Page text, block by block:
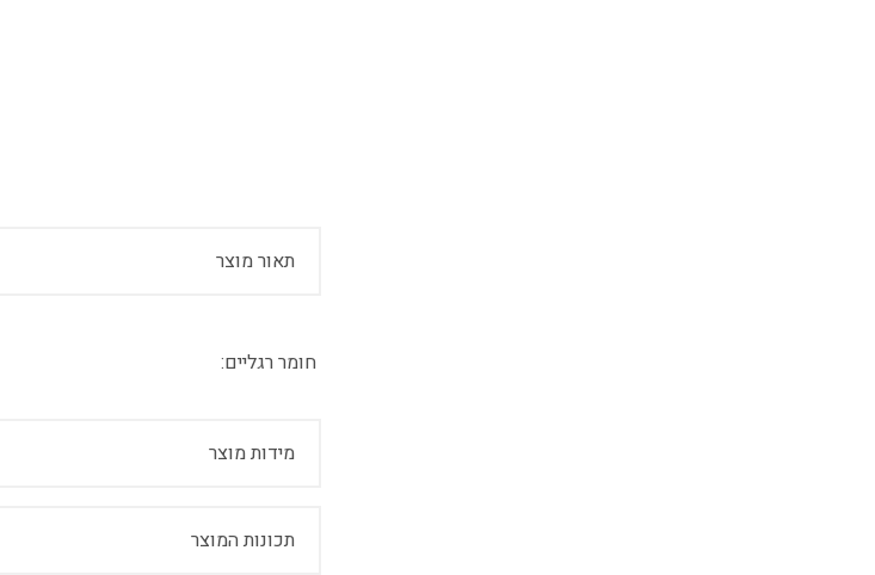
תאור מוצר
חומר רגליים:
מידות מוצר
תכונות המוצר